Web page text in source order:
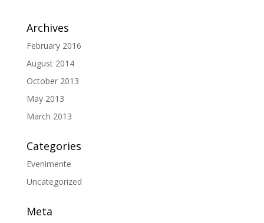
Archives
February 2016
August 2014
October 2013
May 2013
March 2013
Categories
Evenimente
Uncategorized
Meta